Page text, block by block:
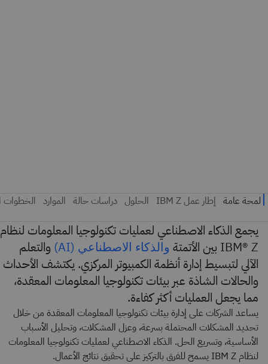
يجمع الذكاء الاصطناعي لعمليات تكنولوجيا المعلومات لنظام
IBM® Z بين الأتمتة
والذكاء الاصطناعي (AI)
والتعلم
الآلي لتبسيط إدارة أنظمة الكمبيوتر المركزي. يكتشف الأحداث
والحالات الشاذة عبر بيئات تكنولوجيا المعلومات المعقدة،
مما يجعل العمليات أكثر كفاءة.
يساعد الشركات على إدارة بيئات تكنولوجيا المعلومات المعقدة من خلال
تحديد المشكلات المحتملة بسرعة، وعزل المشكلات، وتحليل الأسباب
الأساسية، وتسريع الحل. الذكاء الاصطناعي لعمليات تكنولوجيا المعلومات
لنظام IBM Z يسمح للفرق بالتركيز على تحقيق نتائج الأعمال.